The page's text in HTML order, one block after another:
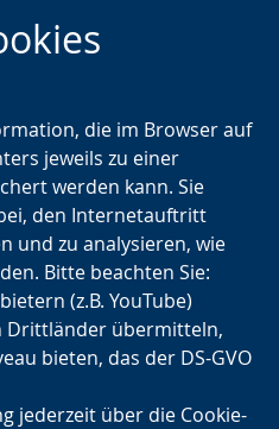
Zur
Hauptnavigation
Zur
Seitennavigation
Zum
Inhalt
die im Browser auf
jeweils zu einer
werden kann. Sie
den Internetauftritt
und zu analysieren, wie
Bitte beachten Sie:
(z.B. YouTube)
Drittländer übermitteln,
bieten, das der DS-GVO
jederzeit über die Cookie-